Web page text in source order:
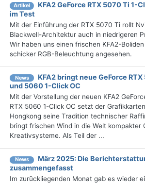
Artikel
KFA2 GeForce RTX 5070 Ti 1-
im Test
Mit der Einführung der RTX 5070 Ti rollt
Blackwell-Architektur auch in niedrigeren
Wir haben uns einen frischen KFA2-
schicker RGB-Beleuchtung angesehen.
News
KFA2 bringt neue GeForce
und 5060 1-Click OC
Mit der Vorstellung der neuen KFA2
RTX 5060 1-Click OC setzt der
Hongkong seine Tradition technischer
bringt frischen Wind in die Welt kompakter
Kreativsysteme. Als Teil der ...
News
März 2025: Die
zusammengefasst
Im zurückliegenden Monat gab es wieder